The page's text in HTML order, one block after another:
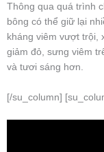
Thông qua quá trình
bông có thể giữ lại
kháng viêm vượt trội,
giảm đỏ, sưng viêm
và tươi sáng hơn.
[/su_column]